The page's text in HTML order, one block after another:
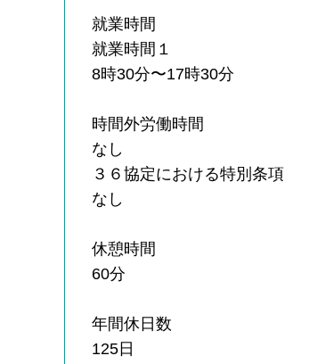
就業時間
就業時間１
8時30分〜17時30分
時間外労働時間
なし
３６協定における特別条項
なし
休憩時間
60分
年間休日数
125日